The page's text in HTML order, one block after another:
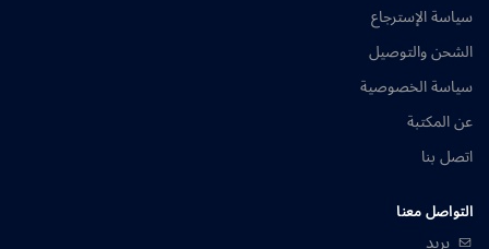
سياسة الإسترجاع
الشحن والتوصيل
سياسة الخصوصية
عن المكتبة
اتصل بنا
التواصل معنا